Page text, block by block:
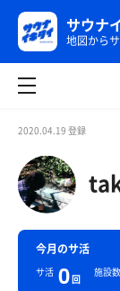
サウナ
地図から
2020.04.19 登録
今月のサ活
サ活 0回
施設数